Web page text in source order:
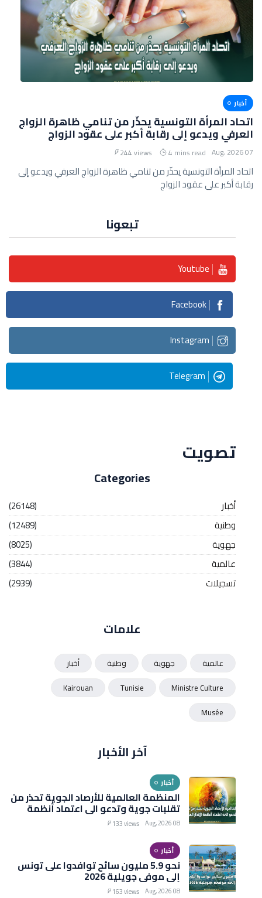
أخبار
اتحاد المرأة التونسية يحذّر من تنامي ظاهرة الزواج
العرفي ويدعو إلى رقابة أكبر على عقود الزواج
07 Aug, 2026
4 mins read
244 views
اتحاد المرأة التونسية يحذّر من تنامي ظاهرة الزواج العرفي ويدعو إلى
رقابة أكبر على عقود الزواج
تبعونا
Youtube
Facebook
Instagram
Telegram
تصويت
Categories
أخبار
(26148)
وطنية
(12489)
جهوية
(8025)
عالمية
(3844)
تسجيلات
(2939)
علامات
عالمية جهوية وطنية
أخبار
Ministre Culture
Tunisie
Kairouan
Musée
آخر الأخبار
أخبار
المنظمة العالمية للأرصاد الجوية تحذر من
تقلبات جوية وتدعو الى اعتماد أنظمة
الإنذار المبكر
08 Aug, 2026
133 views
أخبار
نحو 5.9 مليون سائح توافدوا على تونس
إلى موفى جويلية 2026
08 Aug, 2026
163 views